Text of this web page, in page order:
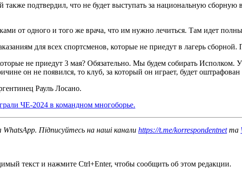
подтвердил, что не будет выступать за национальную сборную
от одного и того же врача, что им нужно лечиться. Там идет
для всех спортсменов, которые не приедут в лагерь
не приедут 3 мая? Обязательно. Мы будем собирать
он не появился, то клуб, за который он играет, будет
Рауль Лосано.
ЧЕ-2024 в командном многоборье.
Підписуйтесь на наші канали https://t.me/korrespondentnetта
текст и нажмите Ctrl+Enter, чтобы сообщить об этом редакции.